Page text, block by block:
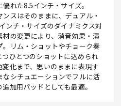
れた8.5インチ・サイズ。
スはそのままに、デュアル・
ンチ・サイズのダイナミクス対
の変更により、消音効果・演
リム・ショットやチョーク奏
ひとつのショットに込められ
化まで、思いのままに表現す
シチュエーションでフルに活
加用パッドとしても最適。